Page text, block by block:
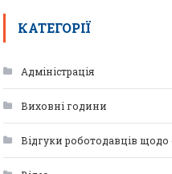
КАТЕГОРІЇ
Адміністрація
Виховні години
Відгуки роботодавців